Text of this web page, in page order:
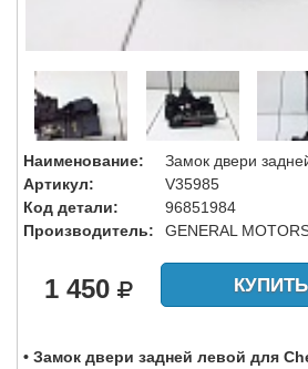
Наименование:
Замок двери
Артикул:
V35985
Код детали:
96851984
Производитель:
GENERAL
1 450 КУПИТЬ
• Замок двери задней левой для